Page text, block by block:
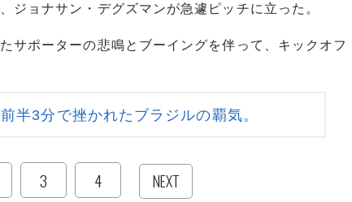
ジョナサン・デグズマンが急遽ピッチに立った。
サポーターの悲鳴とブーイングを伴って、キックオフ
半3分で挫かれたブラジルの覇気。
3 4 NEXT